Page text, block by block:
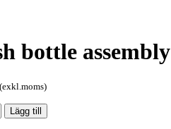
bottle assembly
(exkl.moms)
Lägg till